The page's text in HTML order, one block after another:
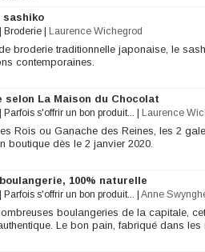
sashiko
Broderie Laurence Wichegrod
broderie traditionnelle japonaise, le
contemporaines.
selon La Maison du Chocolat
Parfois s'offrir un bon produit... Laurence
Rois ou Ganache des Reines, les 2
boutique dès le 2 janvier 2020.
100% naturelle
Parfois s'offrir un bon produit... Anne
boulangeries de la capitale,
Le bon pain, fabriqué dans